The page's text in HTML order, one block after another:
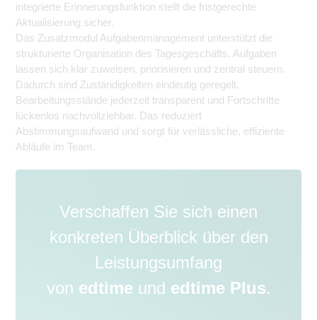
integrierte Erinnerungsfunktion stellt die fristgerechte
Aktualisierung sicher.
Das Zusatzmodul Aufgabenmanagement unterstützt die
strukturierte Organisation des Tagesgeschäfts. Aufgaben
lassen sich klar zuweisen, priorisieren und zentral steuern.
Dadurch sind Zuständigkeiten eindeutig geregelt,
Bearbeitungsstände jederzeit transparent und Fortschritte
lückenlos nachvollziehbar. Das reduziert
Abstimmungsaufwand und sorgt für verlässliche, effiziente
Abläufe im Team.
Verschaffen Sie sich einen
konkreten Überblick über den
Leistungsumfang
von edtimeund edtime Plus.